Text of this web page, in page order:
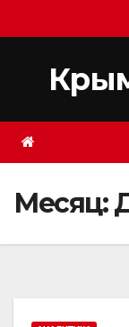
к
содержимому
Месяц: